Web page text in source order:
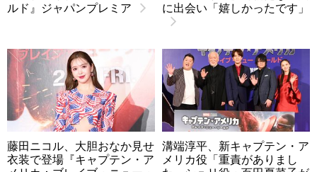
ルド』ジャパンプレミア
に出会い「嬉しかったです」
藤田ニコル、大胆おなか見せ
衣装で登場『キャプテン・ア
溝端淳平、新キャプテン・ア
メリカ役「重責がありまし